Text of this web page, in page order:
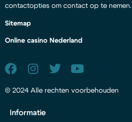
contactopties om contact op te nemen.
Sitemap
Online casino Nederland
© 2024 Alle rechten voorbehouden
Informatie